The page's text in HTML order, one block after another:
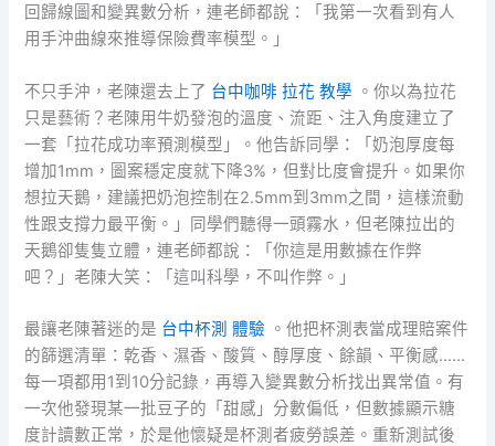
回歸線圖和變異數分析，連老師都說：「我第一次看到有人
用手沖曲線來推導保險費率模型。」
不只手沖，老陳還去上了 台中咖啡 拉花 教學 。你以為拉花
只是藝術？老陳用牛奶發泡的溫度、流距、注入角度建立了
一套「拉花成功率預測模型」。他告訴同學：「奶泡厚度每
增加1mm，圖案穩定度就下降3%，但對比度會提升。如果你
想拉天鵝，建議把奶泡控制在2.5mm到3mm之間，這樣流動
性跟支撐力最平衡。」同學們聽得一頭霧水，但老陳拉出的
天鵝卻隻隻立體，連老師都說：「你這是用數據在作弊
吧？」老陳大笑：「這叫科學，不叫作弊。」
最讓老陳著迷的是 台中杯測 體驗 。他把杯測表當成理賠案件
的篩選清單：乾香、濕香、酸質、醇厚度、餘韻、平衡感……
每一項都用1到10分記錄，再導入變異數分析找出異常值。有
一次他發現某一批豆子的「甜感」分數偏低，但數據顯示糖
度計讀數正常，於是他懷疑是杯測者疲勞誤差。重新測試後